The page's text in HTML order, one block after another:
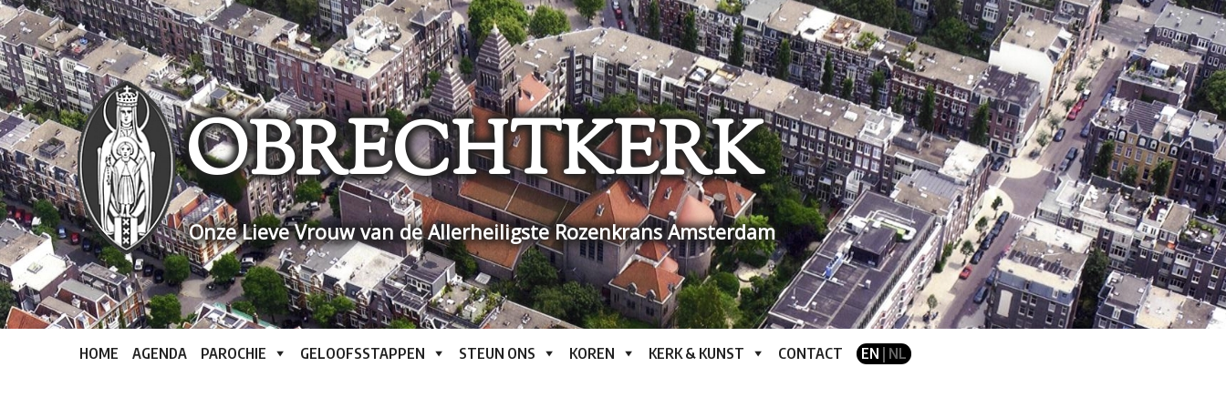
Skip
to
content
OBRECHTKERK
Onze Lieve Vrouw van de Allerheiligste Rozenkrans Amsterdam
HOME AGENDA PAROCHIE GELOOFSSTAPPEN STEUN ONS KOREN KERK & KUNST CONTACT EN | NL